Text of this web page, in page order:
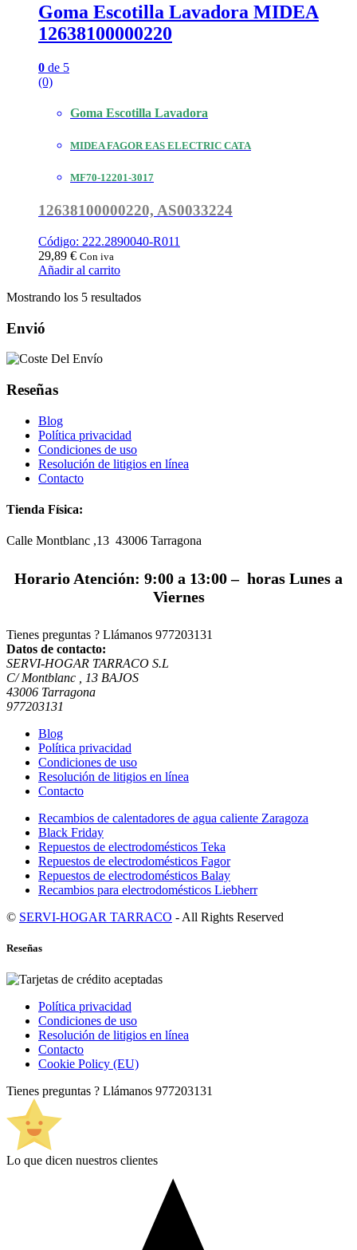
Goma Escotilla Lavadora MIDEA
12638100000220
0 de 5
(0)
Goma Escotilla Lavadora
MIDEA FAGOR EAS ELECTRIC CATA
MF70-12201-3017
12638100000220, AS0033224
Código: 222.2890040-R011
29,89 € Con iva
Añadir al carrito
Mostrando los 5 resultadosOrdenado
Envió
Reseñas
Blog
Política privacidad
Condiciones de uso
Resolución de litigios en línea
Contacto
Tienda Física:
Calle Montblanc ,13 43006 Tarragona
Horario Atención: 9:00 a 13:00 – horas Lunes a
Viernes
Tienes preguntas ? Llámanos 977203131
Datos de contacto:
SERVI-HOGAR TARRACO S.L
C/ Montblanc , 13 BAJOS
43006 Tarragona
977203131
Blog
Política privacidad
Condiciones de uso
Resolución de litigios en línea
Contacto
Recambios de calentadores de agua caliente Zaragoza
Black Friday
Repuestos de electrodomésticos Teka
Repuestos de electrodomésticos Fagor
Repuestos de electrodomésticos Balay
Recambios para electrodomésticos Liebherr
© SERVI-HOGAR TARRACO - All Rights Reserved
Reseñas
Política privacidad
Condiciones de uso
Resolución de litigios en línea
Contacto
Cookie Policy (EU)
Tienes preguntas ? Llámanos 977203131
Lo que dicen nuestros clientes